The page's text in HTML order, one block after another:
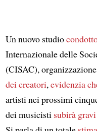
Un nuovo studio
Internazionale delle
(CISAC), organizzazione
dei creatori,evidenzia
artisti nei prossimi
dei musicisti subirà